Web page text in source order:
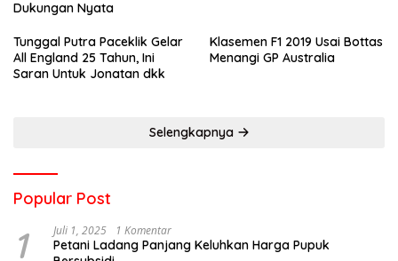
Dukungan Nyata
Tunggal Putra Paceklik Gelar
All England 25 Tahun, Ini
Saran Untuk Jonatan dkk
Klasemen F1 2019 Usai Bottas
Menangi GP Australia
Selengkapnya
Popular Post
1 Juli 1, 2025 1 Komentar
Petani Ladang Panjang Keluhkan Harga Pupuk